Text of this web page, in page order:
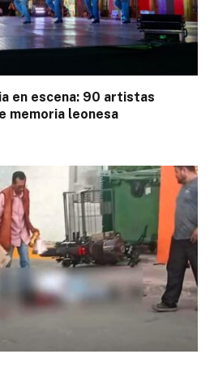
en escena: 90 artistas
memoria leonesa